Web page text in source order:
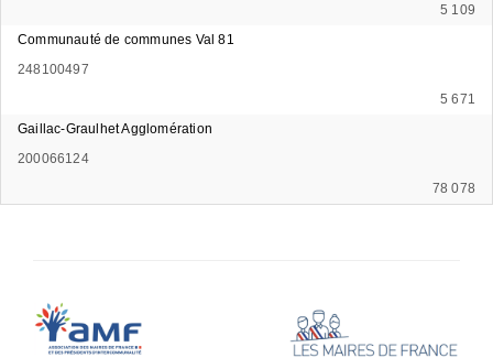
5 109
Communauté de communes Val 81
248100497
5 671
Gaillac-Graulhet Agglomération
200066124
78 078